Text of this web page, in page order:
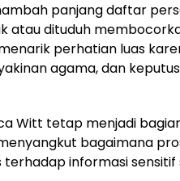
panjang daftar
atau dituduh
perhatian luas
agama, dan
Witt tetap menjadi
bagaimana
terhadap informasi